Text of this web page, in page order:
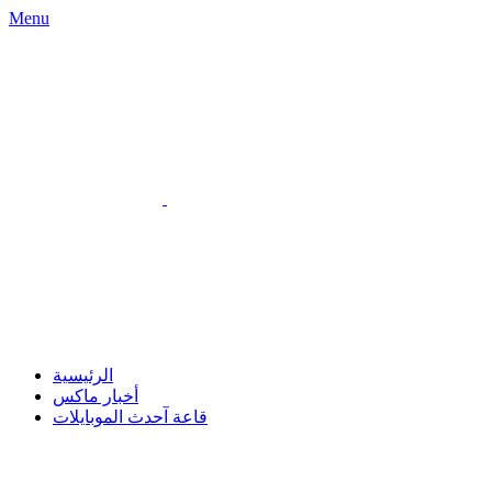
Menu
الرئيسية
أخبار ماكس
قاعة آحدث الموبايلات